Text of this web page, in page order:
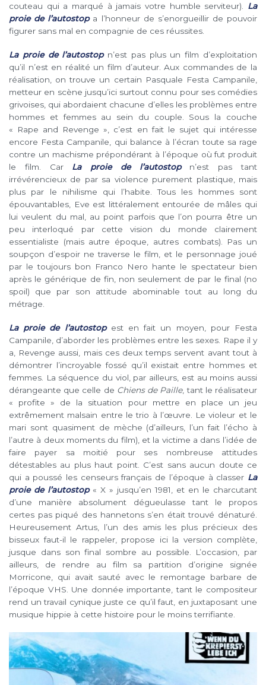
couteau qui a marqué à jamais votre humble serviteur). La
proie de l’autostopa l’honneur de s’enorgueillir de pouvoir
figurer sans mal en compagnie de ces réussites.
La proie de l’autostopn’est pas plus un film d’exploitation
qu’il n’est en réalité un film d’auteur. Aux commandes de la
réalisation, on trouve un certain Pasquale Festa Campanile,
metteur en scène jusqu’ici surtout connu pour ses comédies
grivoises, qui abordaient chacune d’elles les problèmes entre
hommes et femmes au sein du couple. Sous la couche
« Rape and Revenge », c’est en fait le sujet qui intéresse
encore Festa Campanile, qui balance à l’écran toute sa rage
contre un machisme prépondérant à l’époque où fut produit
le film. Car La proie de l’autostopn’est pas tant
irrévérencieux de par sa violence purement plastique, mais
plus par le nihilisme qui l’habite. Tous les hommes sont
épouvantables, Eve est littéralement entourée de mâles qui
lui veulent du mal, au point parfois que l’on pourra être un
peu interloqué par cette vision du monde clairement
essentialiste (mais autre époque, autres combats). Pas un
soupçon d’espoir ne traverse le film, et le personnage joué
par le toujours bon Franco Nero hante le spectateur bien
après le générique de fin, non seulement de par le final (no
spoil) que par son attitude abominable tout au long du
métrage.
La proie de l’autostopest en fait un moyen, pour Festa
Campanile, d’aborder les problèmes entre les sexes. Rape il y
a, Revenge aussi, mais ces deux temps servent avant tout à
démontrer l’incroyable fossé qu’il existait entre hommes et
femmes. La séquence du viol, par ailleurs, est au moins aussi
dérangeante que celle de Chiens de Paille, tant le réalisateur
« profite » de la situation pour mettre en place un jeu
extrêmement malsain entre le trio à l’œuvre. Le violeur et le
mari sont quasiment de mèche (d’ailleurs, l’un fait l’écho à
l’autre à deux moments du film), et la victime a dans l’idée de
faire payer sa moitié pour ses nombreuse attitudes
détestables au plus haut point. C’est sans aucun doute ce
qui a poussé les censeurs français de l’époque à classer La
proie de l’autostop« X » jusqu’en 1981, et en le charcutant
d’une manière absolument dégueulasse tant le propos
certes pas piqué des hannetons s’en était trouvé dénaturé.
Heureusement Artus, l’un des amis les plus précieux des
bisseux faut-il le rappeler, propose ici la version complète,
jusque dans son final sombre au possible. L’occasion, par
ailleurs, de rendre au film sa partition d’origine signée
Morricone, qui avait sauté avec le remontage barbare de
l’époque VHS. Une donnée importante, tant le compositeur
rend un travail cynique juste ce qu’il faut, en juxtaposant une
musique hippie à cette histoire pour le moins terrifiante.